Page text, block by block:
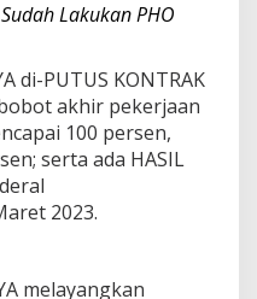
Sudah Lakukan PHO
di-PUTUS KONTRAK
akhir pekerjaan
100 persen,
serta ada HASIL
2023.
melayangkan